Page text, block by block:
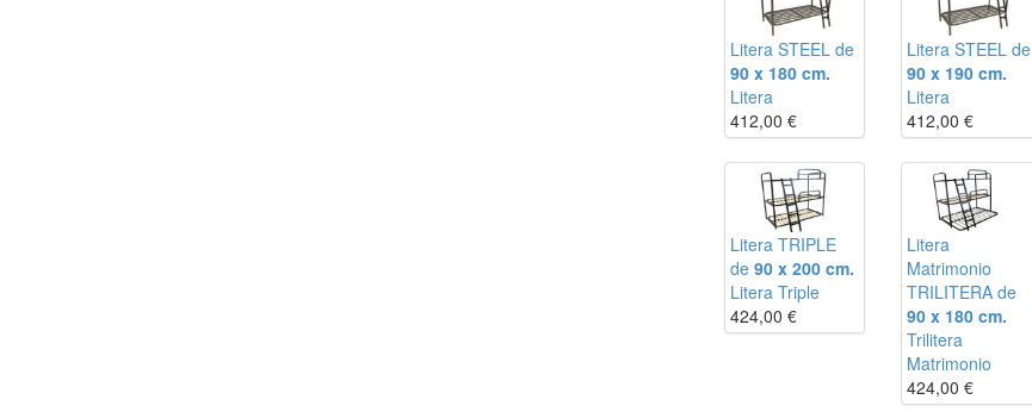
Litera STEEL de
90 x 180 cm.
Litera
412,00 €
Litera STEEL de
90 x 190 cm.
Litera
412,00 €
Litera TRIPLE
de 90 x 200 cm.
Litera Triple
424,00 €
Litera
Matrimonio
TRILITERA de
90 x 180 cm.
Trilitera
Matrimonio
424,00 €